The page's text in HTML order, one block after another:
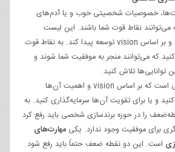
خصوصیات شخصیتی خوب و یا آدم‌های
نقاط قوت شما باشند. این لیست
می‌تواند ادامه داشته باشد و بر اساس vision توسعه پیدا کند. به نقاط قوت
کنید که می‌توانند منجر به موفقیت شما شوند و
توانایی‌ها تلاش کنید.
نقاط ضعف، آن حوزه‌هایی است که بر اساس vision و اهمیت آن‌ها
و یا برای تقویت آن‌ها سرمایه‌گذاری کنید. به
را در حوزه برندسازی شخصی باید رفع کرد
برای موفقیت وجود ندارد. یکی مهارت‌های
است. این دو نقطه ضعف حتماً باید رفع شود.